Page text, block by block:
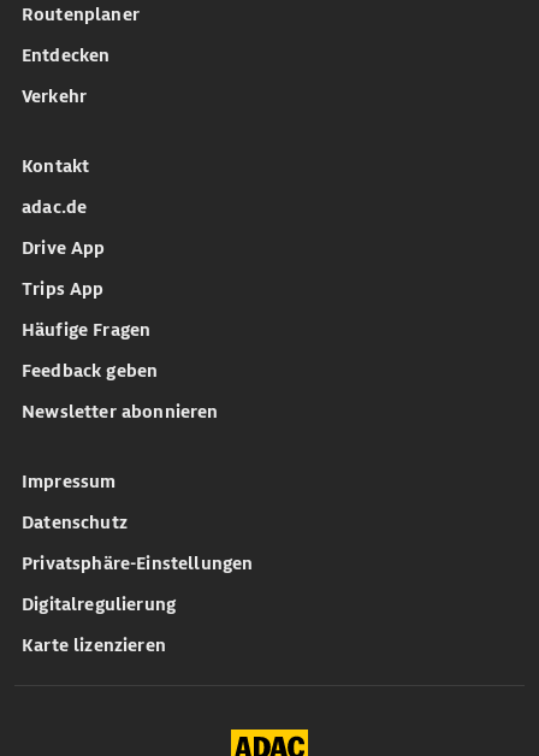
Routenplaner
Entdecken
Verkehr
Kontakt
adac.de
Drive App
Trips App
Häufige Fragen
Feedback geben
Newsletter abonnieren
Impressum
Datenschutz
Privatsphäre-Einstellungen
Digitalregulierung
Karte lizenzieren